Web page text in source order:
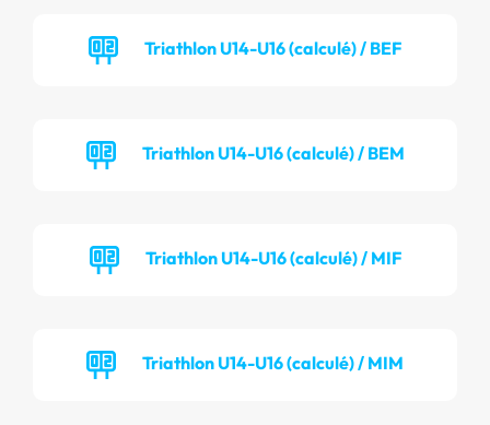
Triathlon U14-U16 (calculé) / BEF
Triathlon U14-U16 (calculé) / BEM
Triathlon U14-U16 (calculé) / MIF
Triathlon U14-U16 (calculé) / MIM